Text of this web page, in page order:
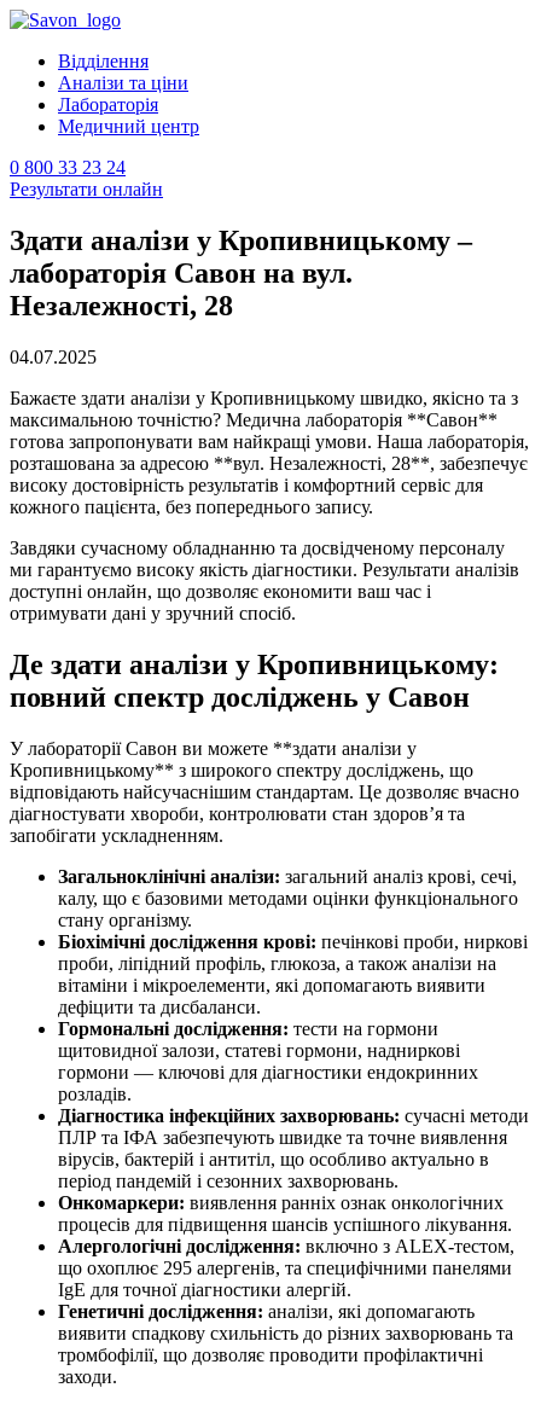
Відділення
Аналізи та ціни
Лабораторія
Медичний центр
0 800 33 23 24
Результати онлайн
Здати аналізи у Кропивницькому –
лабораторія Савон на вул.
Незалежності, 28
04.07.2025
Бажаєте здати аналізи у Кропивницькому швидко, якісно та з
максимальною точністю? Медична лабораторія **Савон**
готова запропонувати вам найкращі умови. Наша лабораторія,
розташована за адресою **вул. Незалежності, 28**, забезпечує
високу достовірність результатів і комфортний сервіс для
кожного пацієнта, без попереднього запису.
Завдяки сучасному обладнанню та досвідченому персоналу
ми гарантуємо високу якість діагностики. Результати аналізів
доступні онлайн, що дозволяє економити ваш час і
отримувати дані у зручний спосіб.
Де здати аналізи у Кропивницькому:
повний спектр досліджень у Савон
У лабораторії Савон ви можете **здати аналізи у
Кропивницькому** з широкого спектру досліджень, що
відповідають найсучаснішим стандартам. Це дозволяє вчасно
діагностувати хвороби, контролювати стан здоров’я та
запобігати ускладненням.
Загальноклінічні аналізи: загальний аналіз крові, сечі,
калу, що є базовими методами оцінки функціонального
стану організму.
Біохімічні дослідження крові: печінкові проби, ниркові
проби, ліпідний профіль, глюкоза, а також аналізи на
вітаміни і мікроелементи, які допомагають виявити
дефіцити та дисбаланси.
Гормональні дослідження: тести на гормони
щитовидної залози, статеві гормони, надниркові
гормони — ключові для діагностики ендокринних
розладів.
Діагностика інфекційних захворювань: сучасні методи
ПЛР та ІФА забезпечують швидке та точне виявлення
вірусів, бактерій і антитіл, що особливо актуально в
період пандемій і сезонних захворювань.
Онкомаркери: виявлення ранніх ознак онкологічних
процесів для підвищення шансів успішного лікування.
Алергологічні дослідження: включно з ALEX-тестом,
що охоплює 295 алергенів, та специфічними панелями
IgE для точної діагностики алергій.
Генетичні дослідження: аналізи, які допомагають
виявити спадкову схильність до різних захворювань та
тромбофілії, що дозволяє проводити профілактичні
заходи.